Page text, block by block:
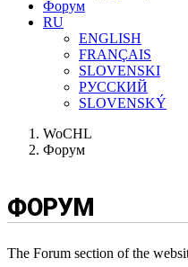
Форум
RU
ENGLISH
FRANÇAIS
SLOVENSKI
РУССКИЙ
SLOVENSKÝ
WoCHL
Форум
ФОРУМ
The Forum section of the